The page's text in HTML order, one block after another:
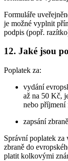
Formuláře
je možné vyplnit
podpis (popř.
12. Jaké jsou
Poplatek za:
vydání
až na 50 Kč,
nebo příjmení
zapsání
Správní poplatek za
zbraně do
platit kolkovými